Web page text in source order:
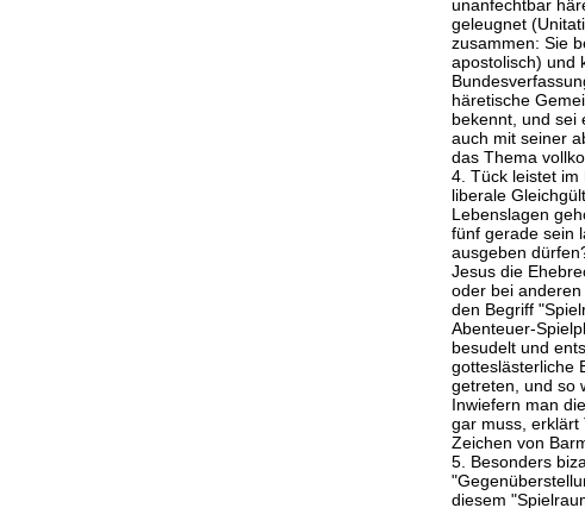
unanfechtbar
geleugnet
zusammen: Sie
apostolisch) und
häretische
bekennt, und sei
auch mit seiner
das Thema
4. Tück leistet im
liberale
Lebenslagen
fünf gerade sein
ausgeben
Jesus die
oder bei
den Begriff
Abenteuer-
besudelt und
gotteslästerliche
getreten, und so
Inwiefern man
gar muss, erklärt
Zeichen von
5. Besonders
diesem